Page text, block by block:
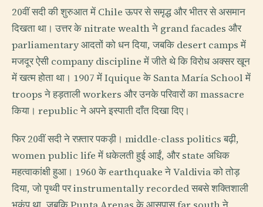
20वीं सदी की शुरुआत में Chile ऊपर से समृद्ध और भीतर से असमान
दिखता था। उत्तर के nitrate wealth ने grand facades और
parliamentary आदतों को धन दिया, जबकि desert camps में
मजदूर ऐसी company discipline में जीते थे कि विरोध अक्सर खून
में खत्म होता था। 1907 में Iquique के Santa María School में
troops ने हड़ताली workers और उनके परिवारों का massacre
किया। republic ने अपने इस्पाती दाँत दिखा दिए।
फिर 20वीं सदी ने रफ़्तार पकड़ी। middle-class politics बढ़ी,
women public life में धकेलती हुई आईं, और state अधिक
महत्वाकांक्षी हुआ। 1960 के earthquake ने Valdivia को तोड़
दिया, जो पृथ्वी पर instrumentally recorded सबसे शक्तिशाली